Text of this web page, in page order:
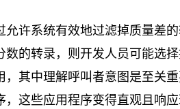
允许系统有效地过滤掉质量差
数的转录，则开发人员可能选
，其中理解呼叫者意图是至关
这些应用程序变得直观且响